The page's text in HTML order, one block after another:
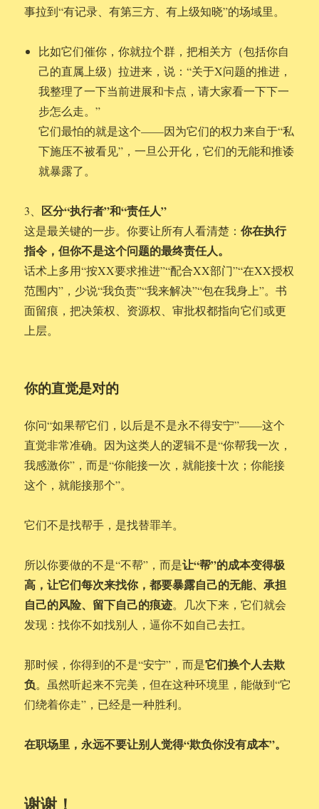
事拉到“有记录、有第三方、有上级知晓”的场域里。
比如它们催你，你就拉个群，把相关方（包括你自
己的直属上级）拉进来，说：“关于X问题的推进，
我整理了一下当前进展和卡点，请大家看一下下一
步怎么走。”
它们最怕的就是这个——因为它们的权力来自于“私
下施压不被看见”，一旦公开化，它们的无能和推诿
就暴露了。
3、 区分“执行者”和“责任人”
这是最关键的一步。你要让所有人看清楚：你在执行
指令，但你不是这个问题的最终责任人。
话术上多用“按XX要求推进”“配合XX部门”“在XX授权
范围内”，少说“我负责”“我来解决”“包在我身上”。书
面留痕，把决策权、资源权、审批权都指向它们或更
上层。
你的直觉是对的
你问“如果帮它们，以后是不是永不得安宁”——这个
直觉非常准确。因为这类人的逻辑不是“你帮我一次，
我感激你”，而是“你能接一次，就能接十次；你能接
这个，就能接那个”。
它们不是找帮手，是找替罪羊。
所以你要做的不是“不帮”，而是让“帮”的成本变得极
高，让它们每次来找你，都要暴露自己的无能、承担
自己的风险、留下自己的痕迹。几次下来，它们就会
发现：找你不如找别人，逼你不如自己去扛。
那时候，你得到的不是“安宁”，而是它们换个人去欺
负。虽然听起来不完美，但在这种环境里，能做到“它
们绕着你走”，已经是一种胜利。
在职场里，永远不要让别人觉得“欺负你没有成本”。
谢谢！